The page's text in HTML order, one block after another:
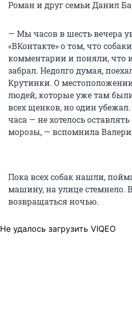
Роман и друг семьи Данил
— Мы часов в шесть вечера
«ВКонтакте» о том, что
комментарии и поняли, что
забрал. Недолго думая,
Крутинки. О
людей, которые уже там
всех щенков, но один
часа — не хотелось
морозы, — вспомнила
Пока всех собак нашли,
машину, на улице стемнело.
возвращаться ночью.
Не удалось загрузить VIQEO